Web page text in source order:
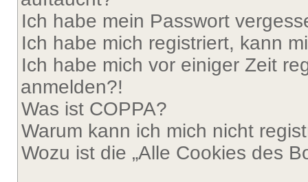
Ich habe mein Passwort
Ich habe mich registriert, kann
Ich habe mich vor einiger Zeit
anmelden?!
Was ist COPPA?
Warum kann ich mich nicht
Wozu ist die „Alle Cookies des